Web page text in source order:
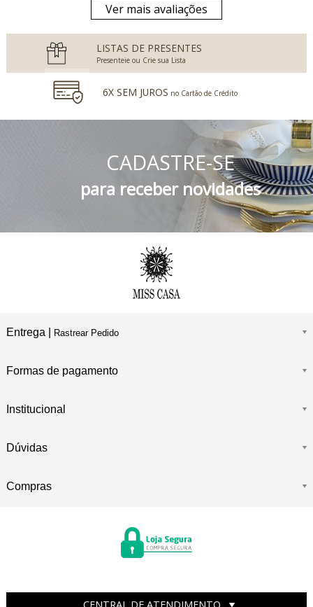
Ver mais avaliações
LISTAS DE PRESENTES
Presenteie ou Crie sua Lista
6X SEM JUROS no Cartão de Crédito
no Boleto Bancário e PIX
FRETE GRÁTIS Consulte o Regulamento
CADASTRE-SE
para receber novidades
Entrega | Rastrear Pedido
Formas de pagamento
Institucional
Dúvidas
Compras